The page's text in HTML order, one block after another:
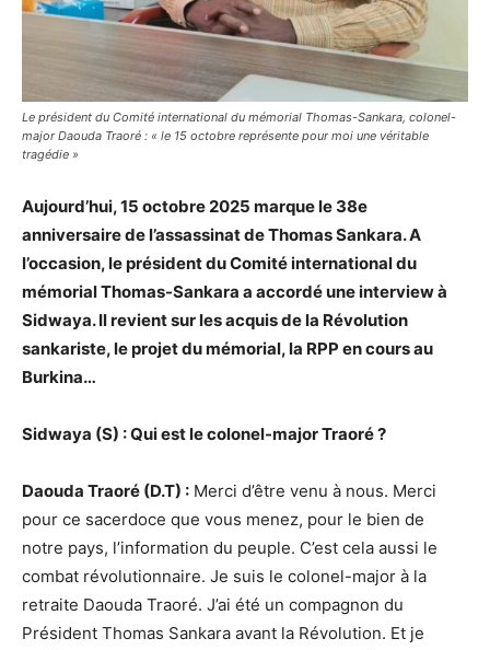
Le président du Comité international du mémorial Thomas-Sankara, colonel-
major Daouda Traoré : « le 15 octobre représente pour moi une véritable
tragédie »
Aujourd’hui, 15 octobre 2025 marque le 38e
anniversaire de l’assassinat de Thomas Sankara. A
l’occasion, le président du Comité international du
mémorial Thomas-Sankara a accordé une interview à
Sidwaya. Il revient sur les acquis de la Révolution
sankariste, le projet du mémorial, la RPP en cours au
Burkina…
Sidwaya (S) : Qui est le colonel-major Traoré ?
Daouda Traoré (D.T) : Merci d’être venu à nous. Merci
pour ce sacerdoce que vous menez, pour le bien de
notre pays, l’information du peuple. C’est cela aussi le
combat révolutionnaire. Je suis le colonel-major à la
retraite Daouda Traoré. J’ai été un compagnon du
Président Thomas Sankara avant la Révolution. Et je